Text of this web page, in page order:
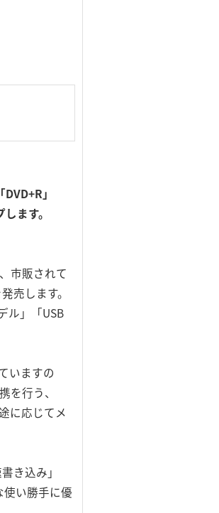
」
ます。
市販されて
売します。
ル」「USB
いますの
を行う、
に応じてメ
き込み」
使い勝手に優